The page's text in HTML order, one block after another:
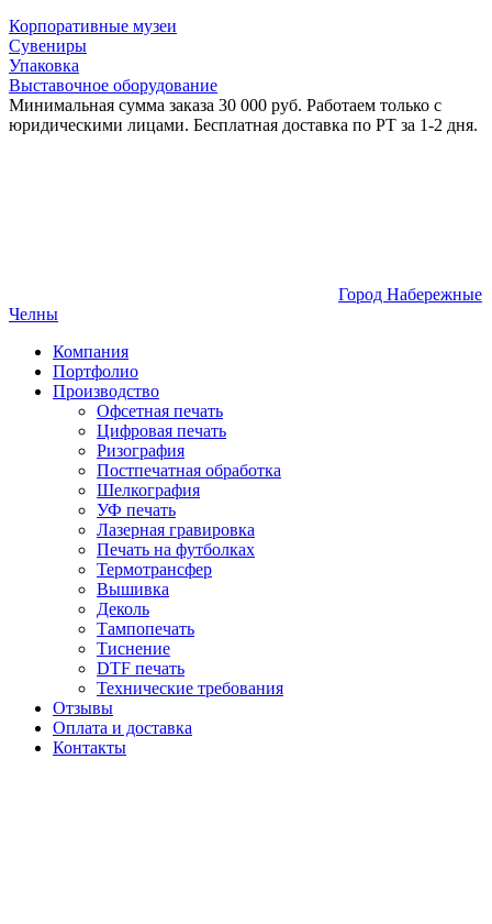
Корпоративные музеи
Сувениры
Упаковка
Выставочное оборудование
Минимальная сумма заказа 30 000 руб. Работаем только с
юридическими лицами. Бесплатная доставка по РТ за 1-2 дня.
Город Набережные
Челны
Компания
Портфолио
Производство
Офсетная печать
Цифровая печать
Ризография
Постпечатная обработка
Шелкография
УФ печать
Лазерная гравировка
Печать на футболках
Термотрансфер
Вышивка
Деколь
Тампопечать
Тиснение
DTF печать
Технические требования
Отзывы
Оплата и доставка
Контакты